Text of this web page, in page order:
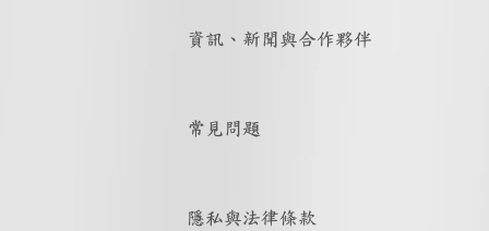
資訊、新聞與合作夥伴
常見問題
隱私與法律條款